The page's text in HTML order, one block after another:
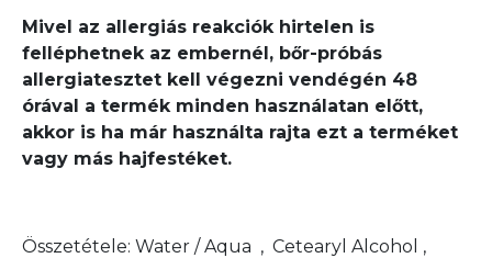
Mivel az allergiás reakciók hirtelen is
felléphetnek az embernél, bőr-próbás
allergiatesztet kell végezni vendégén 48
órával a termék minden használatan előtt,
akkor is ha már használta rajta ezt a terméket
vagy más hajfestéket.
Összetétele: Water / Aqua , Cetearyl Alcohol ,